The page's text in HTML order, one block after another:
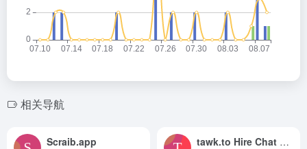
相关导航
Scraib.app tawk.to Hire Chat Agents